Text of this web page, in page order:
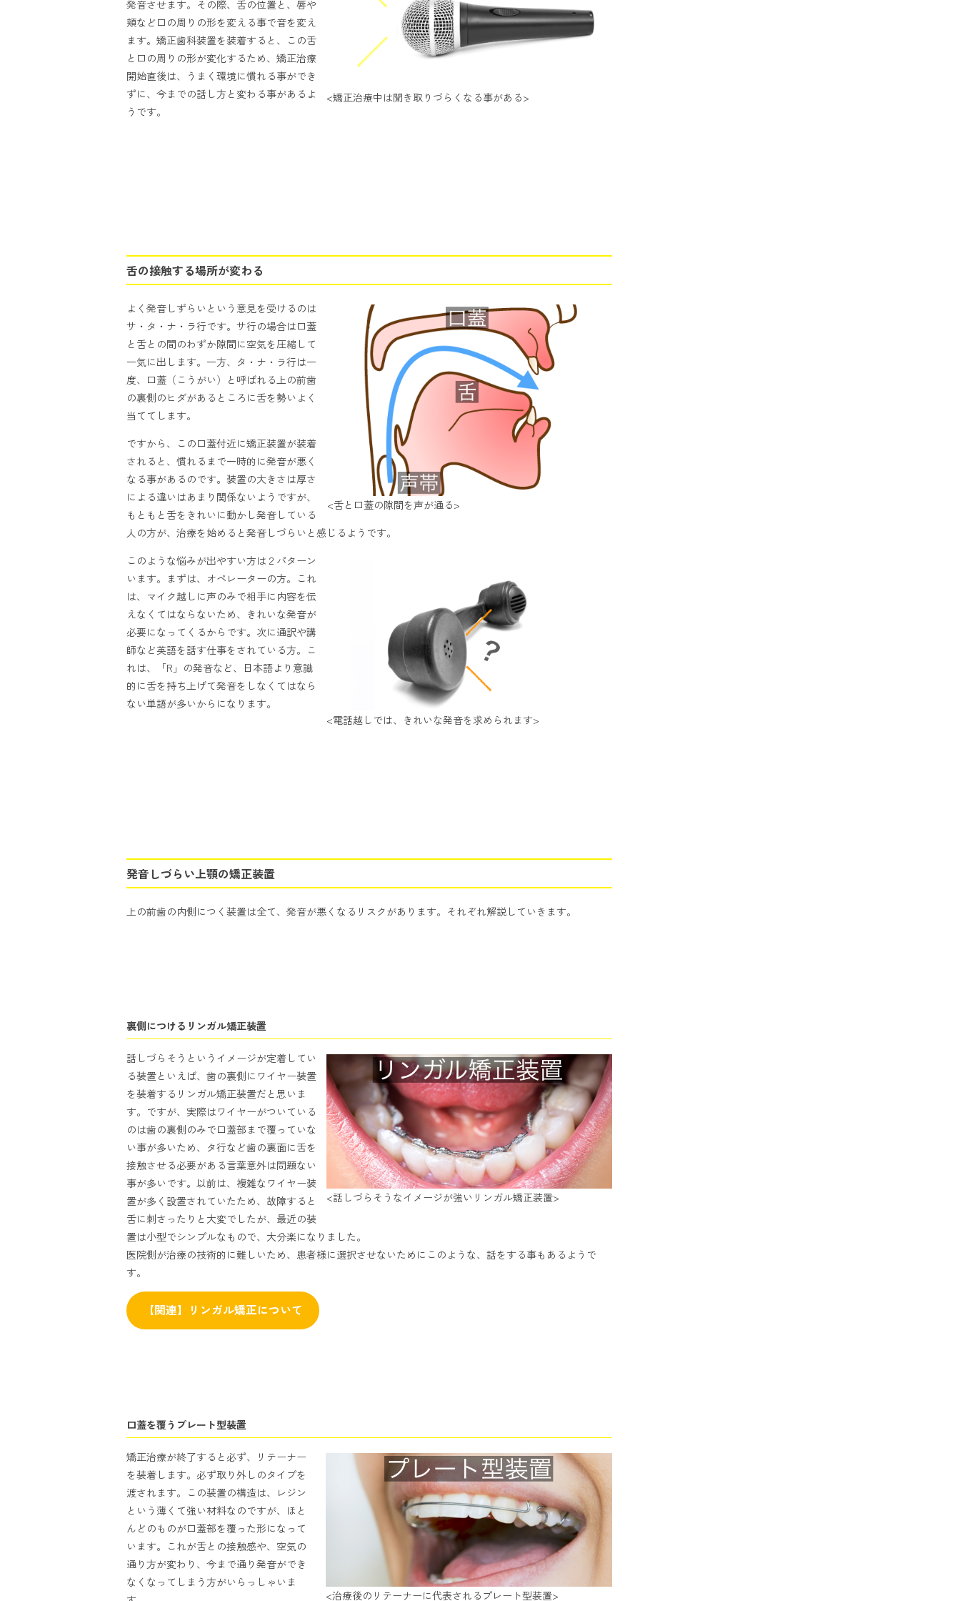
<矯正治療中は聞き取りづらくなる事がある>
発音させます。その際、舌の位置と、唇や
頬など口の周りの形を変える事で音を変え
ます。矯正歯科装置を装着すると、この舌
と口の周りの形が変化するため、矯正治療
開始直後は、うまく環境に慣れる事ができ
ずに、今までの話し方と変わる事があるよ
うです。
舌の接触する場所が変わる
<舌と口蓋の隙間を声が通る>
よく発音しずらいという意見を受けるのは
サ・タ・ナ・ラ行です。サ行の場合は口蓋
と舌との間のわずか隙間に空気を圧縮して
一気に出します。一方、タ・ナ・ラ行は一
度、口蓋（こうがい）と呼ばれる上の前歯
の裏側のヒダがあるところに舌を勢いよく
当ててします。
ですから、この口蓋付近に矯正装置が装着
されると、慣れるまで一時的に発音が悪く
なる事があるのです。装置の大きさは厚さ
による違いはあまり関係ないようですが、
もともと舌をきれいに動かし発音している
人の方が、治療を始めると発音しづらいと感じるようです。
<電話越しでは、きれいな発音を求められます>
このような悩みが出やすい方は２パターン
います。まずは、オペレーターの方。これ
は、マイク越しに声のみで相手に内容を伝
えなくてはならないため、きれいな発音が
必要になってくるからです。次に通訳や講
師など英語を話す仕事をされている方。こ
れは、「R」の発音など、日本語より意識
的に舌を持ち上げて発音をしなくてはなら
ない単語が多いからになります。
発音しづらい上顎の矯正装置
上の前歯の内側につく装置は全て、発音が悪くなるリスクがあります。それぞれ解説していきます。
裏側につけるリンガル矯正装置
<話しづらそうなイメージが強いリンガル矯正装置>
話しづらそうというイメージが定着してい
る装置といえば、歯の裏側にワイヤー装置
を装着するリンガル矯正装置だと思いま
す。ですが、実際はワイヤーがついている
のは歯の裏側のみで口蓋部まで覆っていな
い事が多いため、タ行など歯の裏面に舌を
接触させる必要がある言葉意外は問題ない
事が多いです。以前は、複雑なワイヤー装
置が多く設置されていたため、故障すると
舌に刺さったりと大変でしたが、最近の装
置は小型でシンプルなもので、大分楽になりました。
医院側が治療の技術的に難しいため、患者様に選択させないためにこのような、話をする事もあるようで
す。
【関連】リンガル矯正について
口蓋を覆うプレート型装置
<治療後のリテーナーに代表されるプレート型装置>
矯正治療が終了すると必ず、リテーナー
を装着します。必ず取り外しのタイプを
渡されます。この装置の構造は、レジン
という薄くて強い材料なのですが、ほと
んどのものが口蓋部を覆った形になって
います。これが舌との接触感や、空気の
通り方が変わり、今まで通り発音ができ
なくなってしまう方がいらっしゃいま